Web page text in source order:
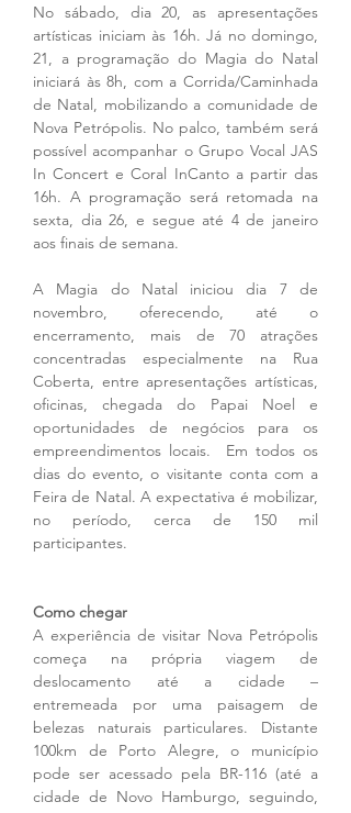
No sábado, dia 20, as apresentações
artísticas iniciam às 16h. Já no domingo,
21, a programação do Magia do Natal
iniciará às 8h, com a Corrida/Caminhada
de Natal, mobilizando a comunidade de
Nova Petrópolis. No palco, também será
possível acompanhar o Grupo Vocal JAS
In Concert e Coral InCanto a partir das
16h. A programação será retomada na
sexta, dia 26, e segue até 4 de janeiro
aos finais de semana.
A Magia do Natal iniciou dia 7 de
novembro, oferecendo, até o
encerramento, mais de 70 atrações
concentradas especialmente na Rua
Coberta, entre apresentações artísticas,
oficinas, chegada do Papai Noel e
oportunidades de negócios para os
empreendimentos locais.  Em todos os
dias do evento, o visitante conta com a
Feira de Natal. A expectativa é mobilizar,
no período, cerca de 150 mil
participantes.
Como chegar
A experiência de visitar Nova Petrópolis
começa na própria viagem de
deslocamento até a cidade –
entremeada por uma paisagem de
belezas naturais particulares. Distante
100km de Porto Alegre, o município
pode ser acessado pela BR-116 (até a
cidade de Novo Hamburgo, seguindo,